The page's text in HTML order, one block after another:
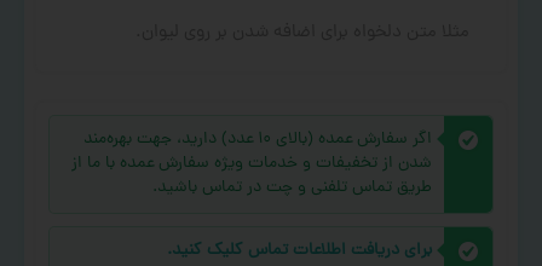
اگر سفارش عمده (بالای ۱۰ عدد) دارید، جهت بهره‌مند
شدن از تخفیفات و خدمات ویژه سفارش عمده با ما از
طریق تماس تلفنی و چت در تماس باشید.
برای دریافت اطلاعات تماس کلیک کنید.